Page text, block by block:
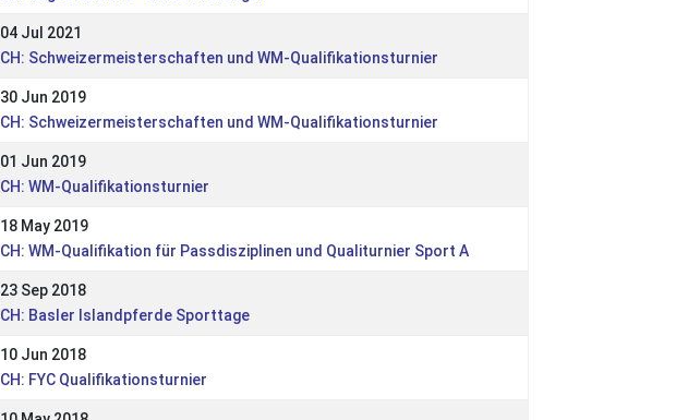
04 Jul 2021
CH: Schweizermeisterschaften und WM-Qualifikationsturnier
30 Jun 2019
CH: Schweizermeisterschaften und WM-Qualifikationsturnier
01 Jun 2019
CH: WM-Qualifikationsturnier
18 May 2019
CH: WM-Qualifikation für Passdisziplinen und Qualiturnier Sport A
23 Sep 2018
CH: Basler Islandpferde Sporttage
10 Jun 2018
CH: FYC Qualifikationsturnier